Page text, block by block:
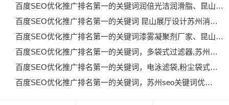
百度SEO优化推广排名第一的关键词润倍光洁润滑脂、昆山…
百度SEO优化推广排名第一的关键词 昆山展厅设计苏州消…
百度SEO优化推广排名第一的关键词漆雾凝聚剂厂家、昆山…
百度SEO优化推广排名第一的关键词，多袋式过滤器,苏州…
百度SEO优化推广排名第一的关键词，电泳滤袋,粉尘袋式…
百度SEO优化推广排名第一的关键词，苏州seo关键词优…